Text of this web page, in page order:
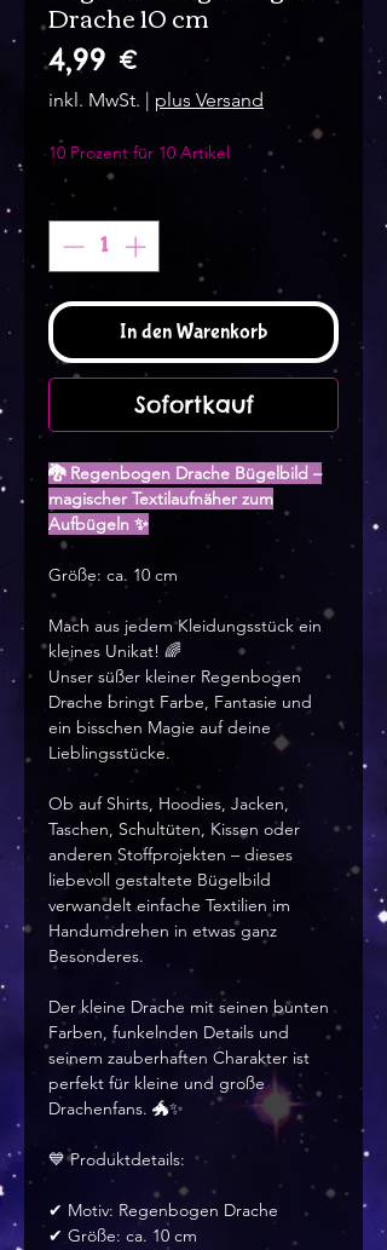
Drache 10 cm
4,99 €Preis
inkl. MwSt. | plus Versand
10 Prozent für 10 Artikel
Anzahl
In den Warenkorb
Sofortkauf
🐉 Regenbogen Drache Bügelbild –
magischer Textilaufnäher zum
Aufbügeln ✨
Größe: ca. 10 cm
Mach aus jedem Kleidungsstück ein
kleines Unikat! 🌈
Unser süßer kleiner Regenbogen
Drache bringt Farbe, Fantasie und
ein bisschen Magie auf deine
Lieblingsstücke.
Ob auf Shirts, Hoodies, Jacken,
Taschen, Schultüten, Kissen oder
anderen Stoffprojekten – dieses
liebevoll gestaltete Bügelbild
verwandelt einfache Textilien im
Handumdrehen in etwas ganz
Besonderes.
Der kleine Drache mit seinen bunten
Farben, funkelnden Details und
seinem zauberhaften Charakter ist
perfekt für kleine und große
Drachenfans. 🐲✨
💙 Produktdetails:
✔ Motiv: Regenbogen Drache
✔ Größe: ca. 10 cm